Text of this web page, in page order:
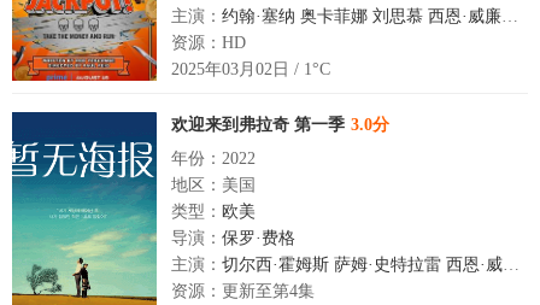
主演： 约翰·塞纳 奥卡菲娜 刘思慕 西恩·威廉·斯科特
资源：HD
2025年03月02日 / 1°C
欢迎来到弗拉奇 第一季 3.0分
年份：2022
地区：美国
类型： 欧美
导演： 保罗·费格
主演： 切尔西·霍姆斯 萨姆·史特拉雷 西恩·威廉·斯科特
资源：更新至第4集